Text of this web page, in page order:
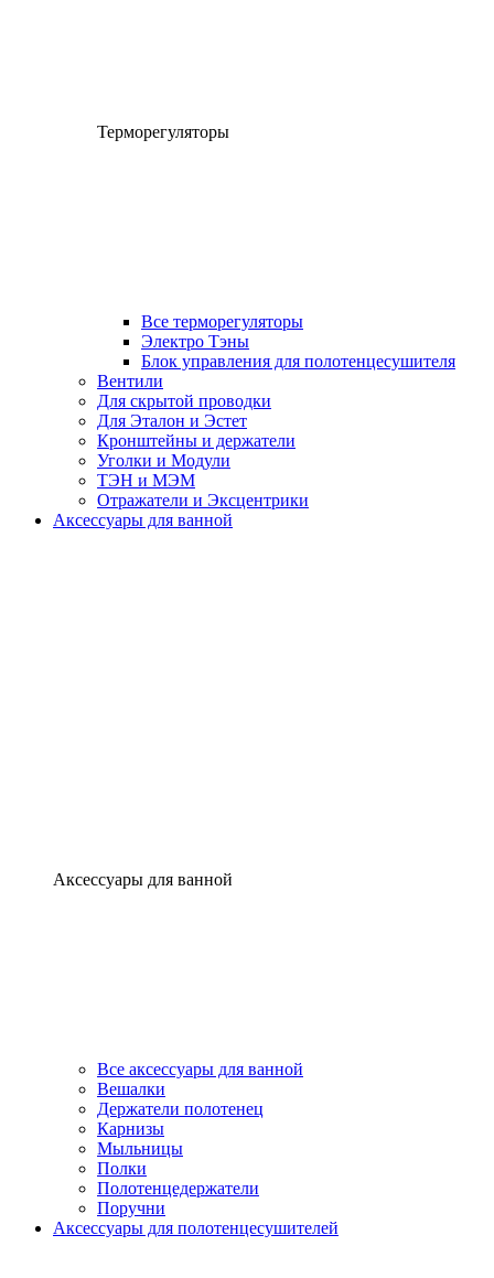
Терморегуляторы
Все терморегуляторы
Электро Тэны
Блок управления для полотенцесушителя
Вентили
Для скрытой проводки
Для Эталон и Эстет
Кронштейны и держатели
Уголки и Модули
ТЭН и МЭМ
Отражатели и Эксцентрики
Аксессуары для ванной
Аксессуары для ванной
Все аксессуары для ванной
Вешалки
Держатели полотенец
Карнизы
Мыльницы
Полки
Полотенцедержатели
Поручни
Аксессуары для полотенцесушителей